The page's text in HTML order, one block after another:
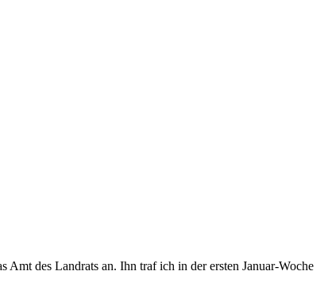
des Landrats an. Ihn traf ich in der ersten Januar-Woche